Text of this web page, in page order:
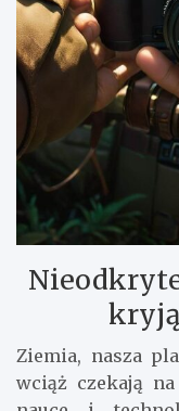
Ziemia, nasza
wciąż czekają